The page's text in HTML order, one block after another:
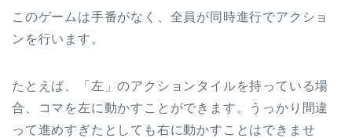
このゲームは手番がなく、全員が同時進行でアクショ
ンを行います。
たとえば、「左」のアクションタイルを持っている場
合、コマを左に動かすことができます。うっかり間違
って進めすぎたとしても右に動かすことはできませ